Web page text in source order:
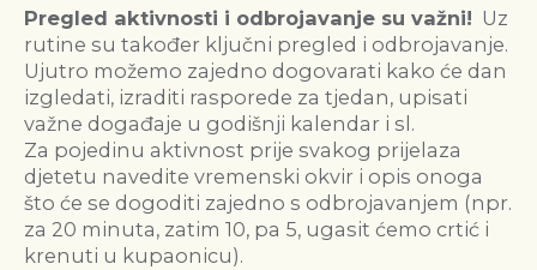
Pregled aktivnosti i odbrojavanje su važni! Uz
rutine su također ključni pregled i odbrojavanje.
Ujutro možemo zajedno dogovarati kako će dan
izgledati, izraditi rasporede za tjedan, upisati
važne događaje u godišnji kalendar i sl.
Za pojedinu aktivnost prije svakog prijelaza
djetetu navedite vremenski okvir i opis onoga
što će se dogoditi zajedno s odbrojavanjem (npr.
za 20 minuta, zatim 10, pa 5, ugasit ćemo crtić i
krenuti u kupaonicu).